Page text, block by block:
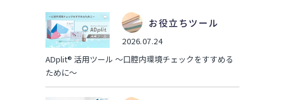
お役立ちツール
2026.07.24
ADplit® 活用ツール ～口腔内環境チェックをすすめる
ために～